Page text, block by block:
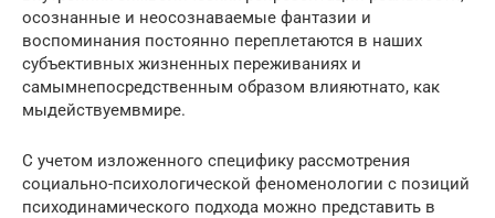
осознанные и неосознаваемые фантазии и
воспоминания постоянно переплетаются в наших
субъективных жизненных переживаниях и
самымнепосредственным образом влияютнато, как
мыдействуемвмире.
С учетом изложенного специфику рассмотрения
социально-психологической феноменологии с позиций
психодинамического подхода можно представить в